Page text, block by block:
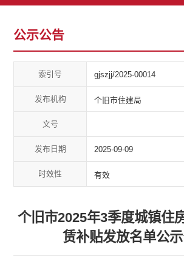
公示公告
索引号 gjszjj/2025-00014
发布机构 个旧市住建局
文号
发布日期 2025-09-09
时效性 有效
个旧市2025年3季度城镇住
赁补贴发放名单公